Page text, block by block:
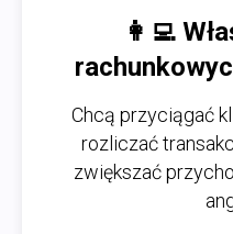
👩‍💻
Chcą przyciągać
rozliczać
zwiększać